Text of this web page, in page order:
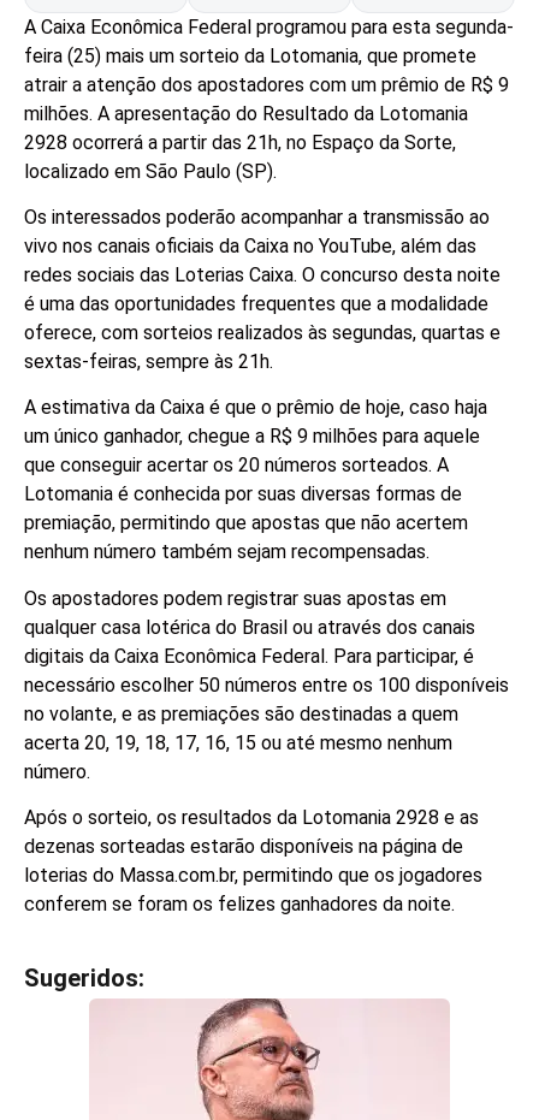
A Caixa Econômica Federal programou para esta segunda-
feira (25) mais um sorteio da Lotomania, que promete
atrair a atenção dos apostadores com um prêmio de R$ 9
milhões. A apresentação do Resultado da Lotomania
2928 ocorrerá a partir das 21h, no Espaço da Sorte,
localizado em São Paulo (SP).
Os interessados poderão acompanhar a transmissão ao
vivo nos canais oficiais da Caixa no YouTube, além das
redes sociais das Loterias Caixa. O concurso desta noite
é uma das oportunidades frequentes que a modalidade
oferece, com sorteios realizados às segundas, quartas e
sextas-feiras, sempre às 21h.
A estimativa da Caixa é que o prêmio de hoje, caso haja
um único ganhador, chegue a R$ 9 milhões para aquele
que conseguir acertar os 20 números sorteados. A
Lotomania é conhecida por suas diversas formas de
premiação, permitindo que apostas que não acertem
nenhum número também sejam recompensadas.
Os apostadores podem registrar suas apostas em
qualquer casa lotérica do Brasil ou através dos canais
digitais da Caixa Econômica Federal. Para participar, é
necessário escolher 50 números entre os 100 disponíveis
no volante, e as premiações são destinadas a quem
acerta 20, 19, 18, 17, 16, 15 ou até mesmo nenhum
número.
Após o sorteio, os resultados da Lotomania 2928 e as
dezenas sorteadas estarão disponíveis na página de
loterias do Massa.com.br, permitindo que os jogadores
conferem se foram os felizes ganhadores da noite.
Sugeridos: